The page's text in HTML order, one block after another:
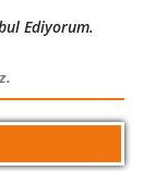
Ediyorum.